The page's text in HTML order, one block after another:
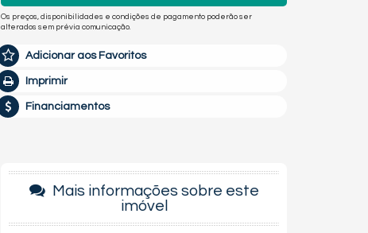
Os preços, disponibilidades e condições de pagamento poderão ser
alterados sem prévia comunicação.
Adicionar aos Favoritos
Imprimir
Financiamentos
Mais informações sobre este
imóvel